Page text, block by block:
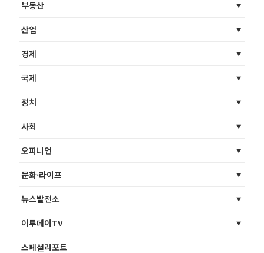
부동산
산업
경제
국제
정치
사회
오피니언
문화·라이프
뉴스발전소
이투데이TV
스페셜리포트